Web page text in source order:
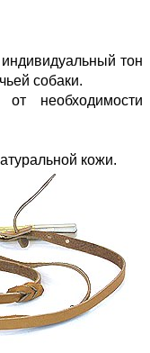
тон
собаки.
необходимости
кожи.